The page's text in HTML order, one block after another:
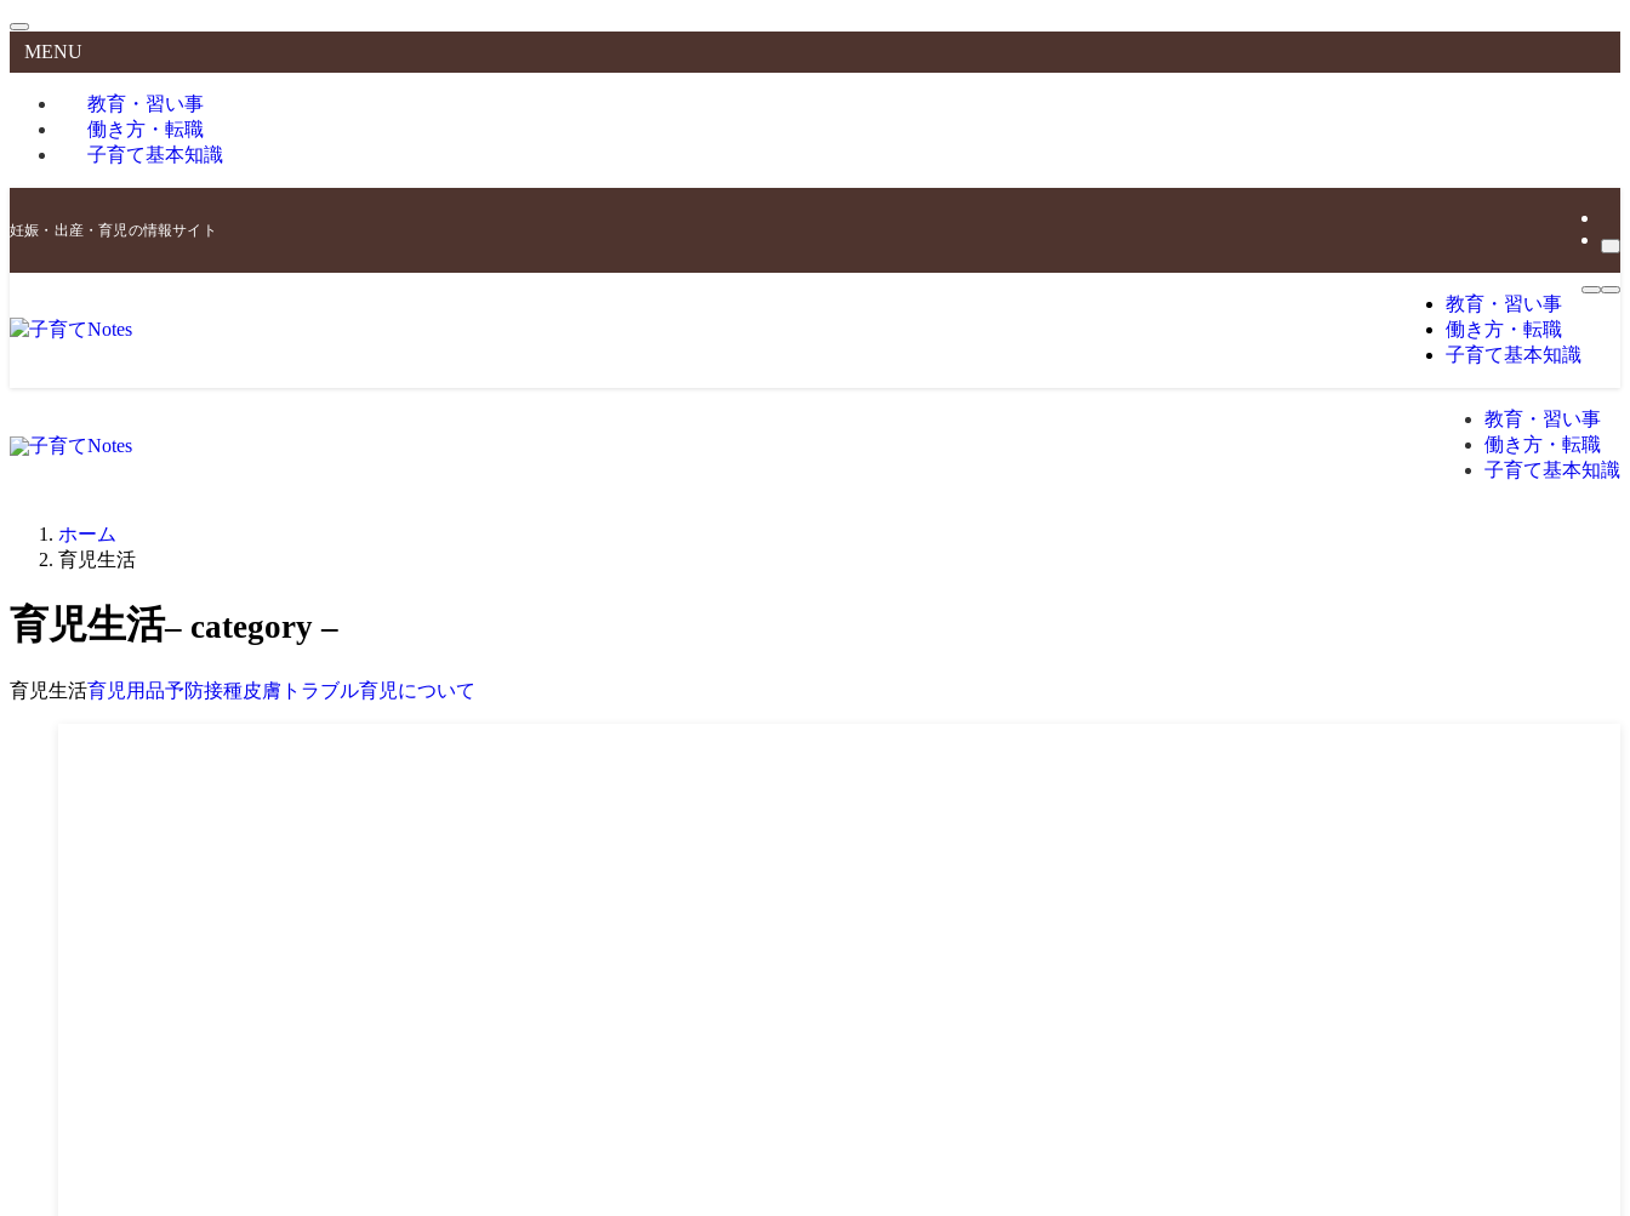
MENU
教育・習い事
働き方・転職
子育て基本知識
妊娠・出産・育児の情報サイト
教育・習い事
働き方・転職
子育て基本知識
教育・習い事
働き方・転職
子育て基本知識
ホーム
育児生活
育児生活– category –
育児生活育児用品予防接種皮膚トラブル育児について